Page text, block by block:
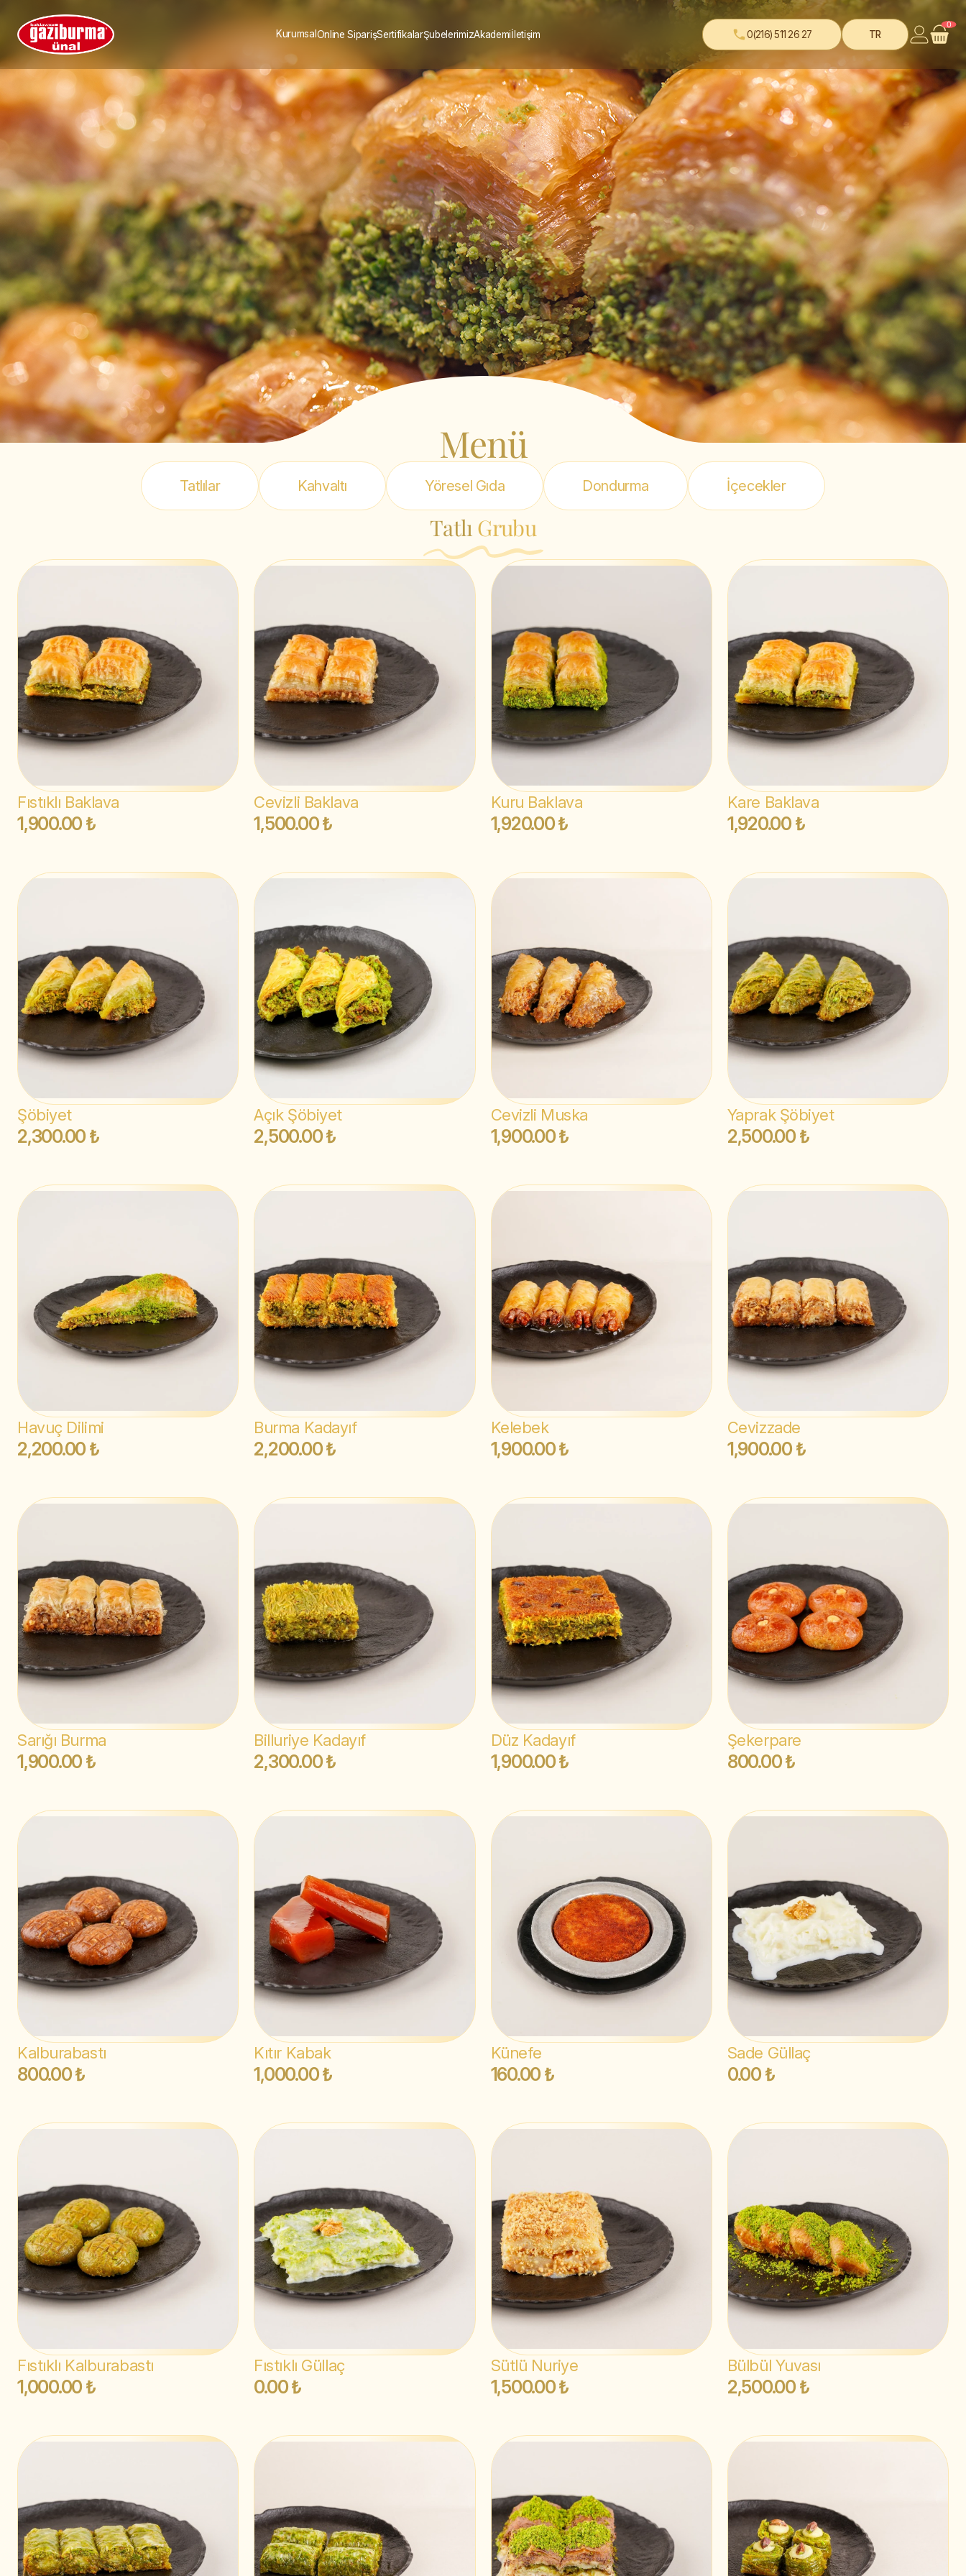
Kurumsal Online SiparişSertifikalarŞubelerimizAkademiİletişim 0(216) 511 26 27 TR
0
Menü
Tatlılar Kahvaltı Yöresel Gıda Dondurma İçecekler
Tatlı Grubu
Fıstıklı Baklava
1,900.00 ₺
Cevizli Baklava
1,500.00 ₺
Kuru Baklava
1,920.00 ₺
Kare Baklava
1,920.00 ₺
Şöbiyet
2,300.00 ₺
Açık Şöbiyet
2,500.00 ₺
Cevizli Muska
1,900.00 ₺
Yaprak Şöbiyet
2,500.00 ₺
Havuç Dilimi
2,200.00 ₺
Burma Kadayıf
2,200.00 ₺
Kelebek
1,900.00 ₺
Cevizzade
1,900.00 ₺
Sarığı Burma
1,900.00 ₺
Billuriye Kadayıf
2,300.00 ₺
Düz Kadayıf
1,900.00 ₺
Şekerpare
800.00 ₺
Kalburabastı
800.00 ₺
Kıtır Kabak
1,000.00 ₺
Künefe
160.00 ₺
Sade Güllaç
0.00 ₺
Fıstıklı Kalburabastı
1,000.00 ₺
Fıstıklı Güllaç
0.00 ₺
Sütlü Nuriye
1,500.00 ₺
Bülbül Yuvası
2,500.00 ₺